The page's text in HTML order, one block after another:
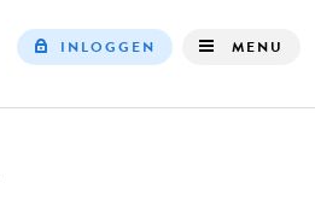
INLOGGEN MENU